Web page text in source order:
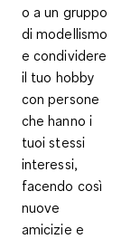
o a un gruppo
di modellismo
e condividere
il tuo hobby
con persone
che hanno i
tuoi stessi
interessi,
facendo così
nuove
amicizie e